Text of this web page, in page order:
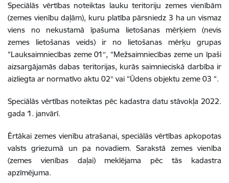
Speciālās vērtības noteiktas lauku teritoriju zemes vienībām
(zemes vienību daļām), kuru platība pārsniedz 3 ha un vismaz
viens no nekustamā īpašuma lietošanas mērķiem (nevis
zemes lietošanas veids) ir no lietošanas mērķu grupas
“Lauksaimniecības zeme 01″, “Mežsaimniecības zeme un īpaši
aizsargājamās dabas teritorijas, kurās saimnieciskā darbība ir
aizliegta ar normatīvo aktu 02″ vai “Ūdens objektu zeme 03 “.
Speciālās vērtības noteiktas pēc kadastra datu stāvokļa 2022.
gada 1. janvārī.
Ērtākai zemes vienību atrašanai, speciālās vērtības apkopotas
valsts griezumā un pa novadiem. Sarakstā zemes vienība
(zemes vienības daļai) meklējama pēc tās kadastra
apzīmējuma.